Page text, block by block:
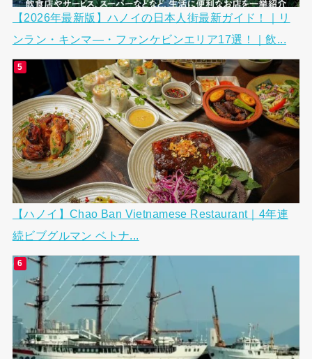
【2026年最新版】ハノイの日本人街最新ガイド！｜リ
ンラン・キンマ―・ファンケビンエリア17選！｜飲...
【ハノイ】Chao Ban Vietnamese Restaurant｜4年連
続ビブグルマン ベトナ...